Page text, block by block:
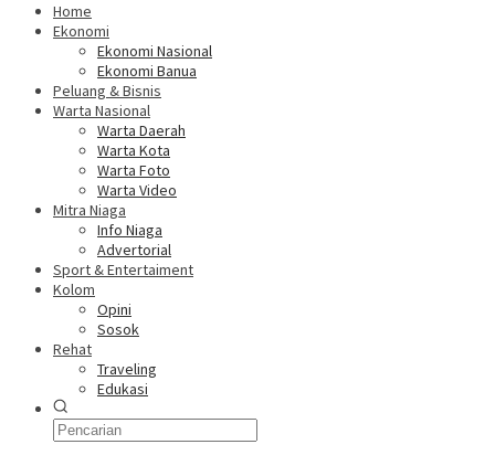
Home
Ekonomi
Ekonomi Nasional
Ekonomi Banua
Peluang & Bisnis
Warta Nasional
Warta Daerah
Warta Kota
Warta Foto
Warta Video
Mitra Niaga
Info Niaga
Advertorial
Sport & Entertaiment
Kolom
Opini
Sosok
Rehat
Traveling
Edukasi